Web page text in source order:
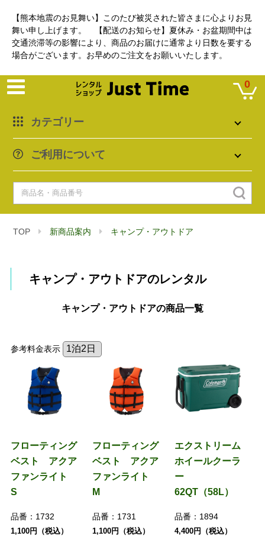
【熊本地震のお見舞い】このたび被災された皆さまに心よりお見
舞い申し上げます。 【配送のお知らせ】夏休み・お盆期間中は
交通渋滞等の影響により、商品のお届けに通常より日数を要する
場合がございます。お早めのご注文をお願いいたします。
カテゴリー
ご利用について
0
TOP 新商品案内 キャンプ・アウトドア
キャンプ・アウトドアのレンタル
キャンプ・アウトドアの商品一覧
参考料金表示
フローティング
ベスト アクア
ファンライト
S
品番： 1732
1,100円（税込）
フローティング
ベスト アクア
ファンライト
M
品番： 1731
1,100円（税込）
エクストリーム
ホイールクーラ
ー
62QT（58L）
品番： 1894
4,400円（税込）